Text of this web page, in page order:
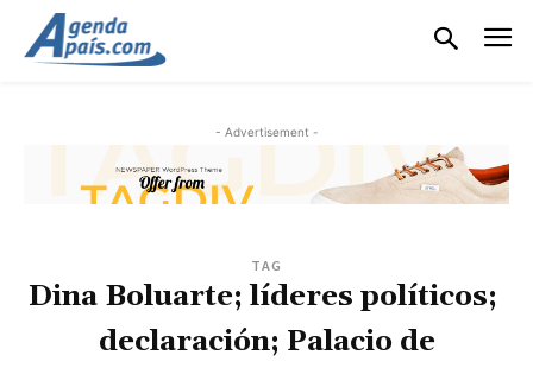
- Advertisement -
TAG
Dina Boluarte; líderes políticos;
declaración; Palacio de